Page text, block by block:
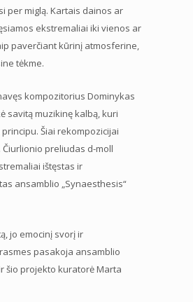
per miglą. Kartais dainos ar
ekstremaliai iki vienos ar
paverčiant kūrinį atmosferine,
tėkme.
kompozitorius Dominykas
savitą muzikinę kalbą, kuri
Šiai rekompozicijai
Čiurlionio preliudas d-moll
ištęstas ir
ansamblio „Synaesthesis“
jo emocinį svorį ir
pasakoja ansamblio
šio projekto kuratorė Marta